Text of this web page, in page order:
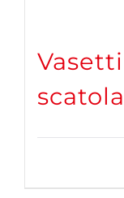
scatola